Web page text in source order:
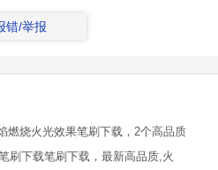
错/举报
燃烧火光效果笔刷下载，2个高品质
刷下载笔刷下载，最新高品质,火